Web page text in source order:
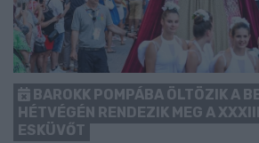
BAROKK POMPÁBA ÖLTÖZIK A
HÉTVÉGÉN RENDEZIK MEG A
ESKÜVŐT